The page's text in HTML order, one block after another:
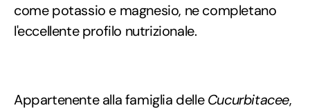
come potassio e magnesio, ne completano
l'eccellente profilo nutrizionale.
Appartenente alla famiglia delleCucurbitacee,